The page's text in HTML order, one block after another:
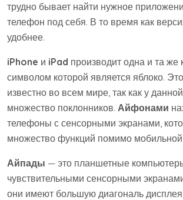
трудно бывает найти нужное
телефон под себя. В то время как
удобнее.
iPhone и iPad производит одна и та же
символом которой является яблоко.
известно во всем мире, так как у
множество поклонников. Айфонами
телефоны с сенсорными экранами,
множество функций помимо мобильной
Айпады — это планшетные
чувствительными сенсорными
они имеют большую диагональ дисплея